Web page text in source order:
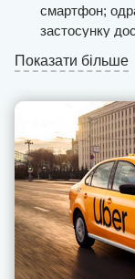
смартфон;
застосунку
Виплати
Підключення
одного дня.
Служба
менеджери
порадять, як
пасажирами.
Показати більше